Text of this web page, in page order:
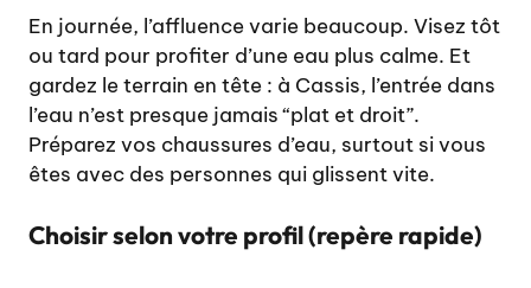
En journée, l’affluence varie beaucoup. Visez tôt
ou tard pour profiter d’une eau plus calme. Et
gardez le terrain en tête : à Cassis, l’entrée dans
l’eau n’est presque jamais “plat et droit”.
Préparez vos chaussures d’eau, surtout si vous
êtes avec des personnes qui glissent vite.
Choisir selon votre profil (repère rapide)